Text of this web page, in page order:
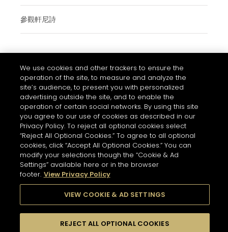
參觀軒尼詩
常見問題
私隱和COOKIES政策通知
聯絡我們
的COOKIE設置
酗酒有害健康。請理性享用美酒
© 2026 軒尼詩
We use cookies and other trackers to ensure the
operation of the site, to measure and analyze the
site’s audience, to present you with personalized
advertising outside the site, and to enable the
operation of certain social networks. By using this site
you agree to our use of cookies as described in our
Privacy Policy. To reject all optional cookies select
“Reject All Optional Cookies.” To agree to all optional
cookies, click “Accept All Optional Cookies.” You can
modify your selections though the “Cookie & Ad
Settings” available here or in the browser
footer. View Privacy Policy
VIEW COOKIE & AD SETTINGS
REJECT ALL OPTIONAL COOKIES